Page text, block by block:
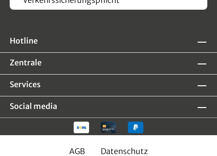
Hotline
Zentrale
Services
Social media
AGB Datenschutz